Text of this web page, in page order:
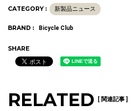
CATEGORY : 新製品ニュース
BRAND : Bicycle Club
SHARE
RELATED [ 関連記事 ]